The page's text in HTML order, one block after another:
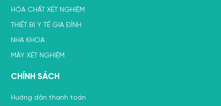
HÓA CHẤT XÉT NGHIỆM
THIẾT BỊ Y TẾ GIA ĐÌNH
NHA KHOA
MÁY XÉT NGHIỆM
CHÍNH SÁCH
Hướng dẫn thanh toán